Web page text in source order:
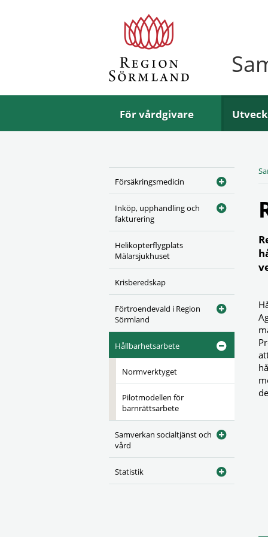
För vårdgivare
Försäkringsmedicin
Inköp, upphandling och
fakturering
Helikopterflygplats
Mälarsjukhuset
Krisberedskap
Förtroendevald i Region
Sörmland
Hållbarhetsarbete
Normverktyget
Pilotmodellen för
barnrättsarbete
Samverkan socialtjänst och
vård
Statistik